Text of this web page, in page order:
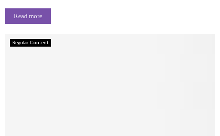
Read more
Regular Content